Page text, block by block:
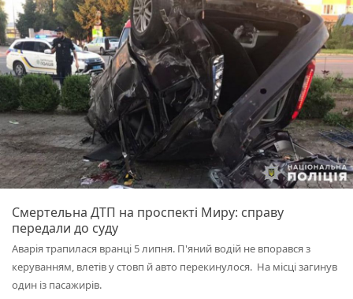
Смертельна ДТП на проспекті Миру: справу
передали до суду
Аварія трапилася вранці 5 липня. П'яний водій не впорався з
керуванням, влетів у стовп й авто перекинулося. На місці загинув
один із пасажирів.